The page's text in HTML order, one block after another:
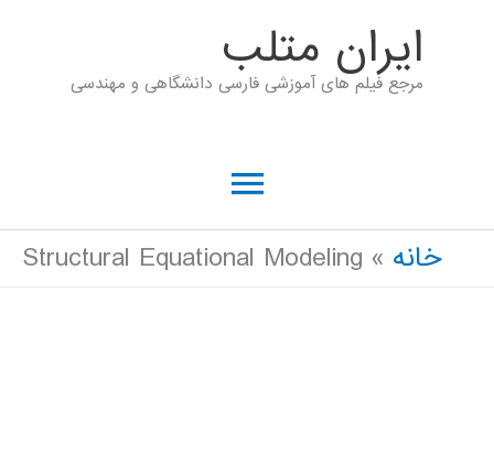
ايران متلب
مرجع فیلم های آموزشی فارسی دانشگاهی و مهندسی
فهرست
اصلی
خانه Structural Equational Modeling